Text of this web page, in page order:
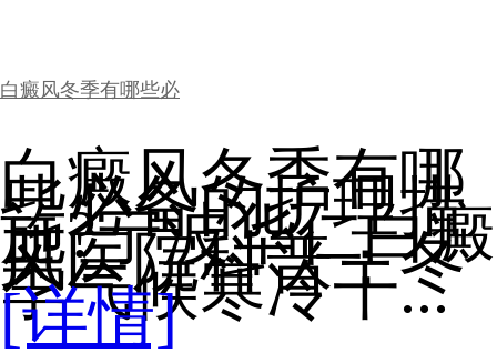
白癜风冬季有哪些必
白癜风冬季有哪
些必备的护理措
施?宁波华仁白癜
风医院科普：冬
季气候寒冷干...
[详情]